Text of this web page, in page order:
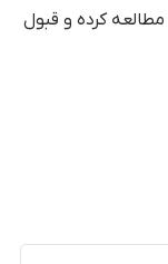
کرده و قبول